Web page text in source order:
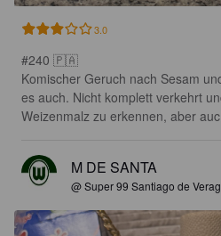
3.0
#240 🇵🇦
Komischer Geruch nach Sesam
es auch. Nicht komplett verkehrt
Weizenmalz zu erkennen, aber
M DE SANTA
@ Super 99 Santiago de